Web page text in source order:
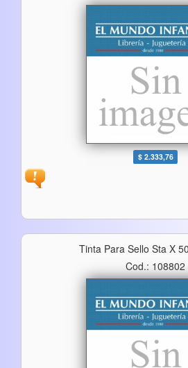
$ 2.333,76
Tinta Para Sello Sta X
Cod.: 108802